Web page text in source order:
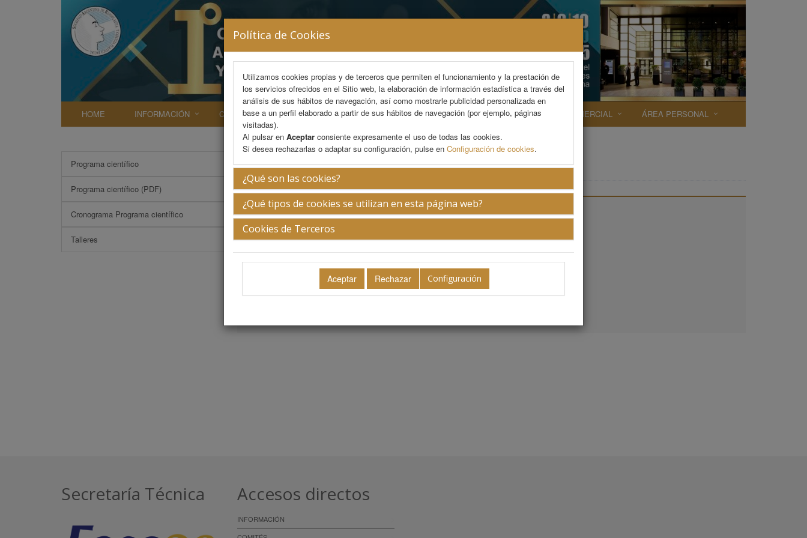
Política de Cookies
Utilizamos cookies propias y de terceros que permiten el funcionamiento y la prestación de
los servicios ofrecidos en el Sitio web, la elaboración de información estadística a través del
análisis de sus hábitos de navegación, así como mostrarle publicidad personalizada en
base a un perfil elaborado a partir de sus hábitos de navegación (por ejemplo, páginas
visitadas).
Al pulsar en Aceptar consiente expresamente el uso de todas las cookies.
Si desea rechazarlas o adaptar su configuración, pulse en Configuración de cookies.
¿Qué son las cookies?
¿Qué tipos de cookies se utilizan en esta página web?
Cookies de Terceros
Configuración
HOME INFORMACIÓN COMITÉS AREA CIENTÍFICA INSCRIPCIÓN ALOJAMIENTO EXP. COMERCIAL ÁREA PERSONAL
Programa científico
Programa científico (PDF)
Cronograma Programa científico
Talleres
Juan Ignacio Trigo
Argentina.
Secretaría Técnica Accesos directos
INFORMACIÓN